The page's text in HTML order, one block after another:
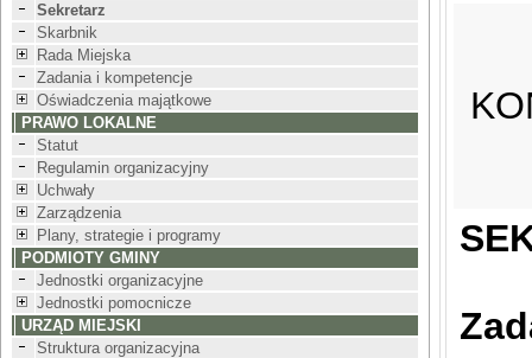
Sekretarz
Skarbnik
Rada Miejska
Zadania i kompetencje
Oświadczenia majątkowe
PRAWO LOKALNE
Statut
Regulamin organizacyjny
Uchwały
Zarządzenia
Plany, strategie i programy
PODMIOTY GMINY
Jednostki organizacyjne
Jednostki pomocnicze
URZĄD MIEJSKI
Struktura organizacyjna